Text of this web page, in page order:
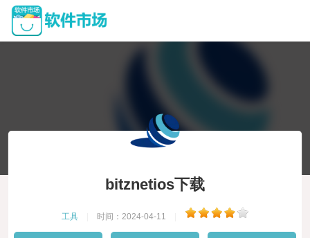
bitznetios下载
工具 时间：2024-04-11